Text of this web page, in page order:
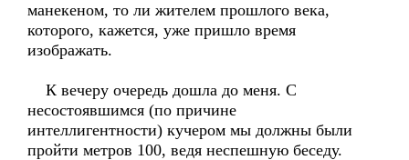
манекеном, то ли жителем прошлого века,
которого, кажется, уже пришло время
изображать.
К вечеру очередь дошла до меня. С
несостоявшимся (по причине
интеллигентности) кучером мы должны были
пройти метров 100, ведя неспешную беседу.